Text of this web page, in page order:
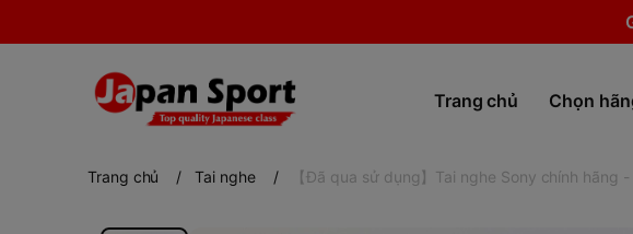
Trang chủ Chọn
Trang chủ / Tai nghe / 【Đã qua sử dụng】Tai nghe Sony chính